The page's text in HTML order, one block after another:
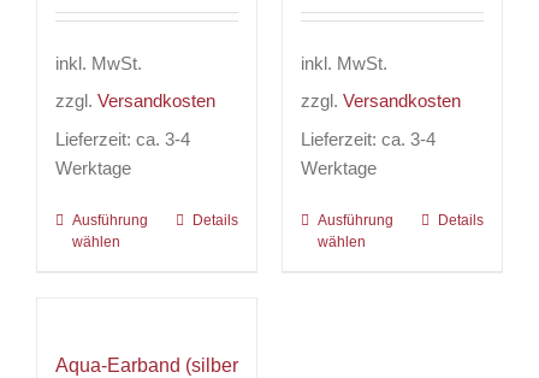
auf
gewählt
werden
auf
gewählt
werden
inkl. MwSt.
zzgl. Versandkosten
Lieferzeit: ca. 3-4
Werktage
Ausführung
wählen
Dieses
auf.
Details
inkl. MwSt.
zzgl. Versandkosten
Lieferzeit: ca. 3-4
Werktage
Ausführung
wählen
DiesesDetails
Aqua-Earband (silber